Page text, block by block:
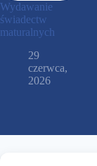
Wydawanie
świadectw
maturalnych
29
czerwca,
2026